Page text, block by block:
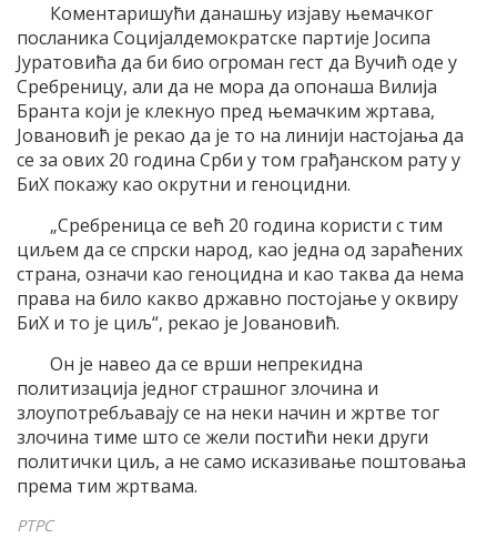
Коментаришући данашњу изјаву њемачког
посланика Социјалдемократске партије Јосипа
Јуратовића да би био огроман гест да Вучић оде у
Сребреницу, али да не мора да опонаша Вилија
Бранта који је клекнуо пред њемачким жртава,
Јовановић је рекао да је то на линији настојања да
се за ових 20 година Срби у том грађанском рату у
БиХ покажу као окрутни и геноцидни.
„Сребреница се већ 20 година користи с тим
циљем да се спрски народ, као једна од зараћених
страна, означи као геноцидна и као таква да нема
права на било какво државно постојање у оквиру
БиХ и то је циљ“, рекао је Јовановић.
Он је навео да се врши непрекидна
политизација једног страшног злочина и
злоупотребљавају се на неки начин и жртве тог
злочина тиме што се жели постићи неки други
политички циљ, а не само исказивање поштовања
према тим жртвама.
РТРС